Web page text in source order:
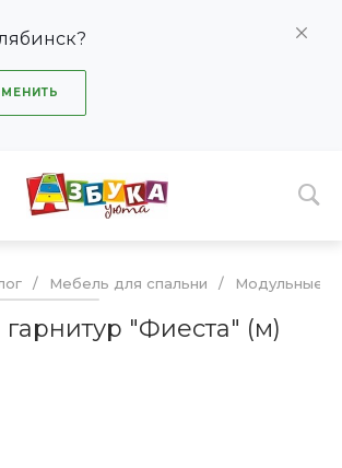
/ Мебель для спальни / Модульные
"Фиеста" (м)